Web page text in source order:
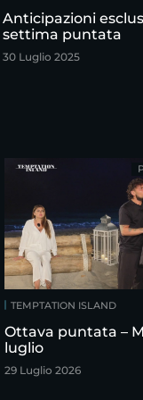
Anticipazioni
settima puntata
30 Luglio 2025
TEMPTATION ISLAND
Ottava puntata –
luglio
29 Luglio 2026